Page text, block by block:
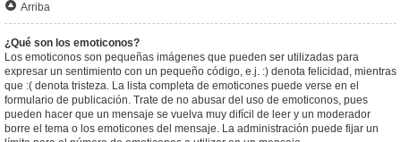
Arriba
¿Qué son los emoticonos?
Los emoticonos son pequeñas imágenes que pueden ser utilizadas para
expresar un sentimiento con un pequeño código, e.j. :) denota felicidad, mientras
que :( denota tristeza. La lista completa de emoticones puede verse en el
formulario de publicación. Trate de no abusar del uso de emoticonos, pues
pueden hacer que un mensaje se vuelva muy difícil de leer y un moderador
borre el tema o los emoticones del mensaje. La administración puede fijar un